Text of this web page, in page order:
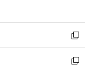
開
く
ウ
で
開
く
ン
ド
ウ
で
ウ
ィ
ン
ド
新
し
い
新